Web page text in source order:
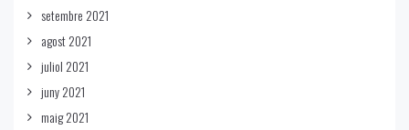
setembre 2021
agost 2021
juliol 2021
juny 2021
maig 2021